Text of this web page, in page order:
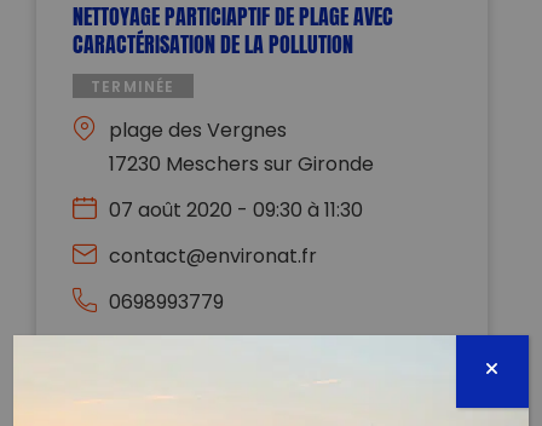
NETTOYAGE PARTICIAPTIF DE PLAGE AVEC
CARACTÉRISATION DE LA POLLUTION
TERMINÉE
plage des Vergnes
17230 Meschers sur Gironde
07 août 2020 - 09:30 à 11:30
contact@environat.fr
0698993779